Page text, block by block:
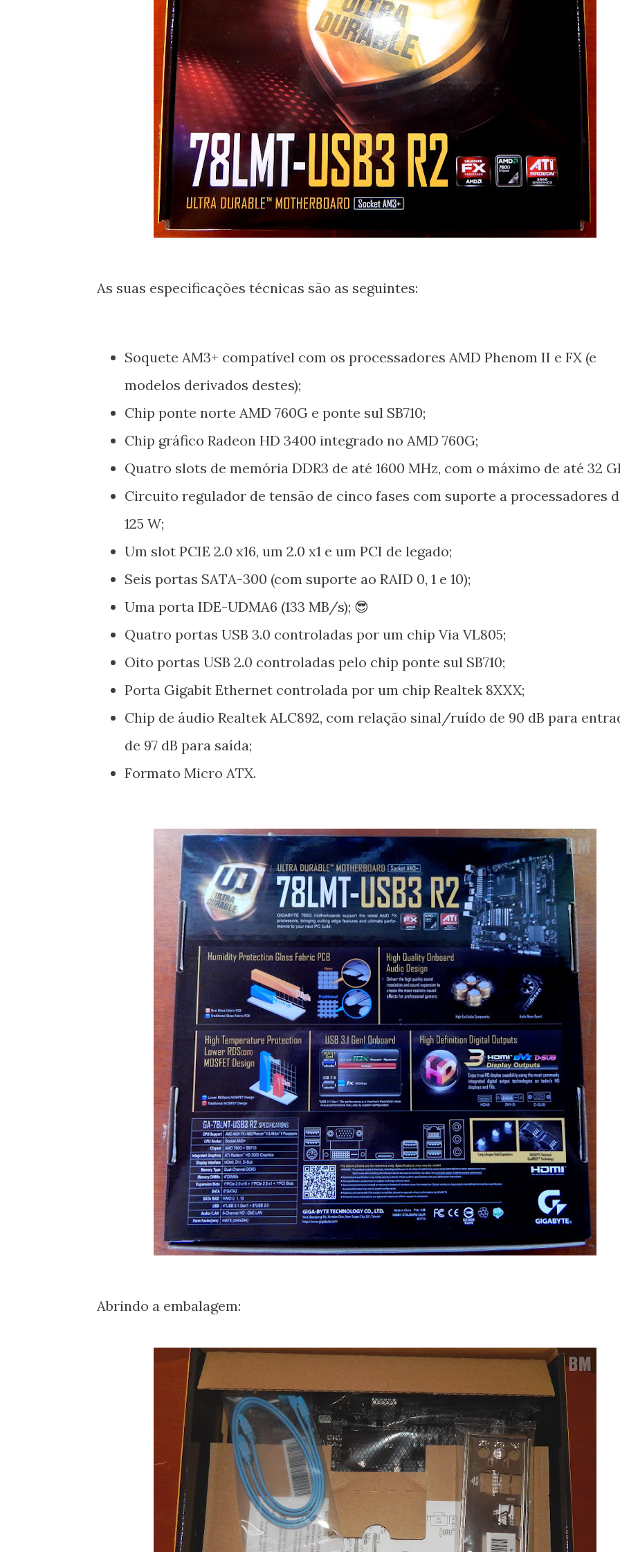
As suas especificações técnicas são as seguintes:
Soquete AM3+ compatível com os processadores AMD Phenom II e FX (e
modelos derivados destes);
Chip ponte norte AMD 760G e ponte sul SB710;
Chip gráfico Radeon HD 3400 integrado no AMD 760G;
Quatro slots de memória DDR3 de até 1600 MHz, com o máximo de até 32
Circuito regulador de tensão de cinco fases com suporte a processadores
125 W;
Um slot PCIE 2.0 x16, um 2.0 x1 e um PCI de legado;
Seis portas SATA-300 (com suporte ao RAID 0, 1 e 10);
Uma porta IDE-UDMA6 (133 MB/s); 😎
Quatro portas USB 3.0 controladas por um chip Via VL805;
Oito portas USB 2.0 controladas pelo chip ponte sul SB710;
Porta Gigabit Ethernet controlada por um chip Realtek 8XXX;
Chip de áudio Realtek ALC892, com relação sinal/ruído de 90 dB para
de 97 dB para saída;
Formato Micro ATX.
Abrindo a embalagem: